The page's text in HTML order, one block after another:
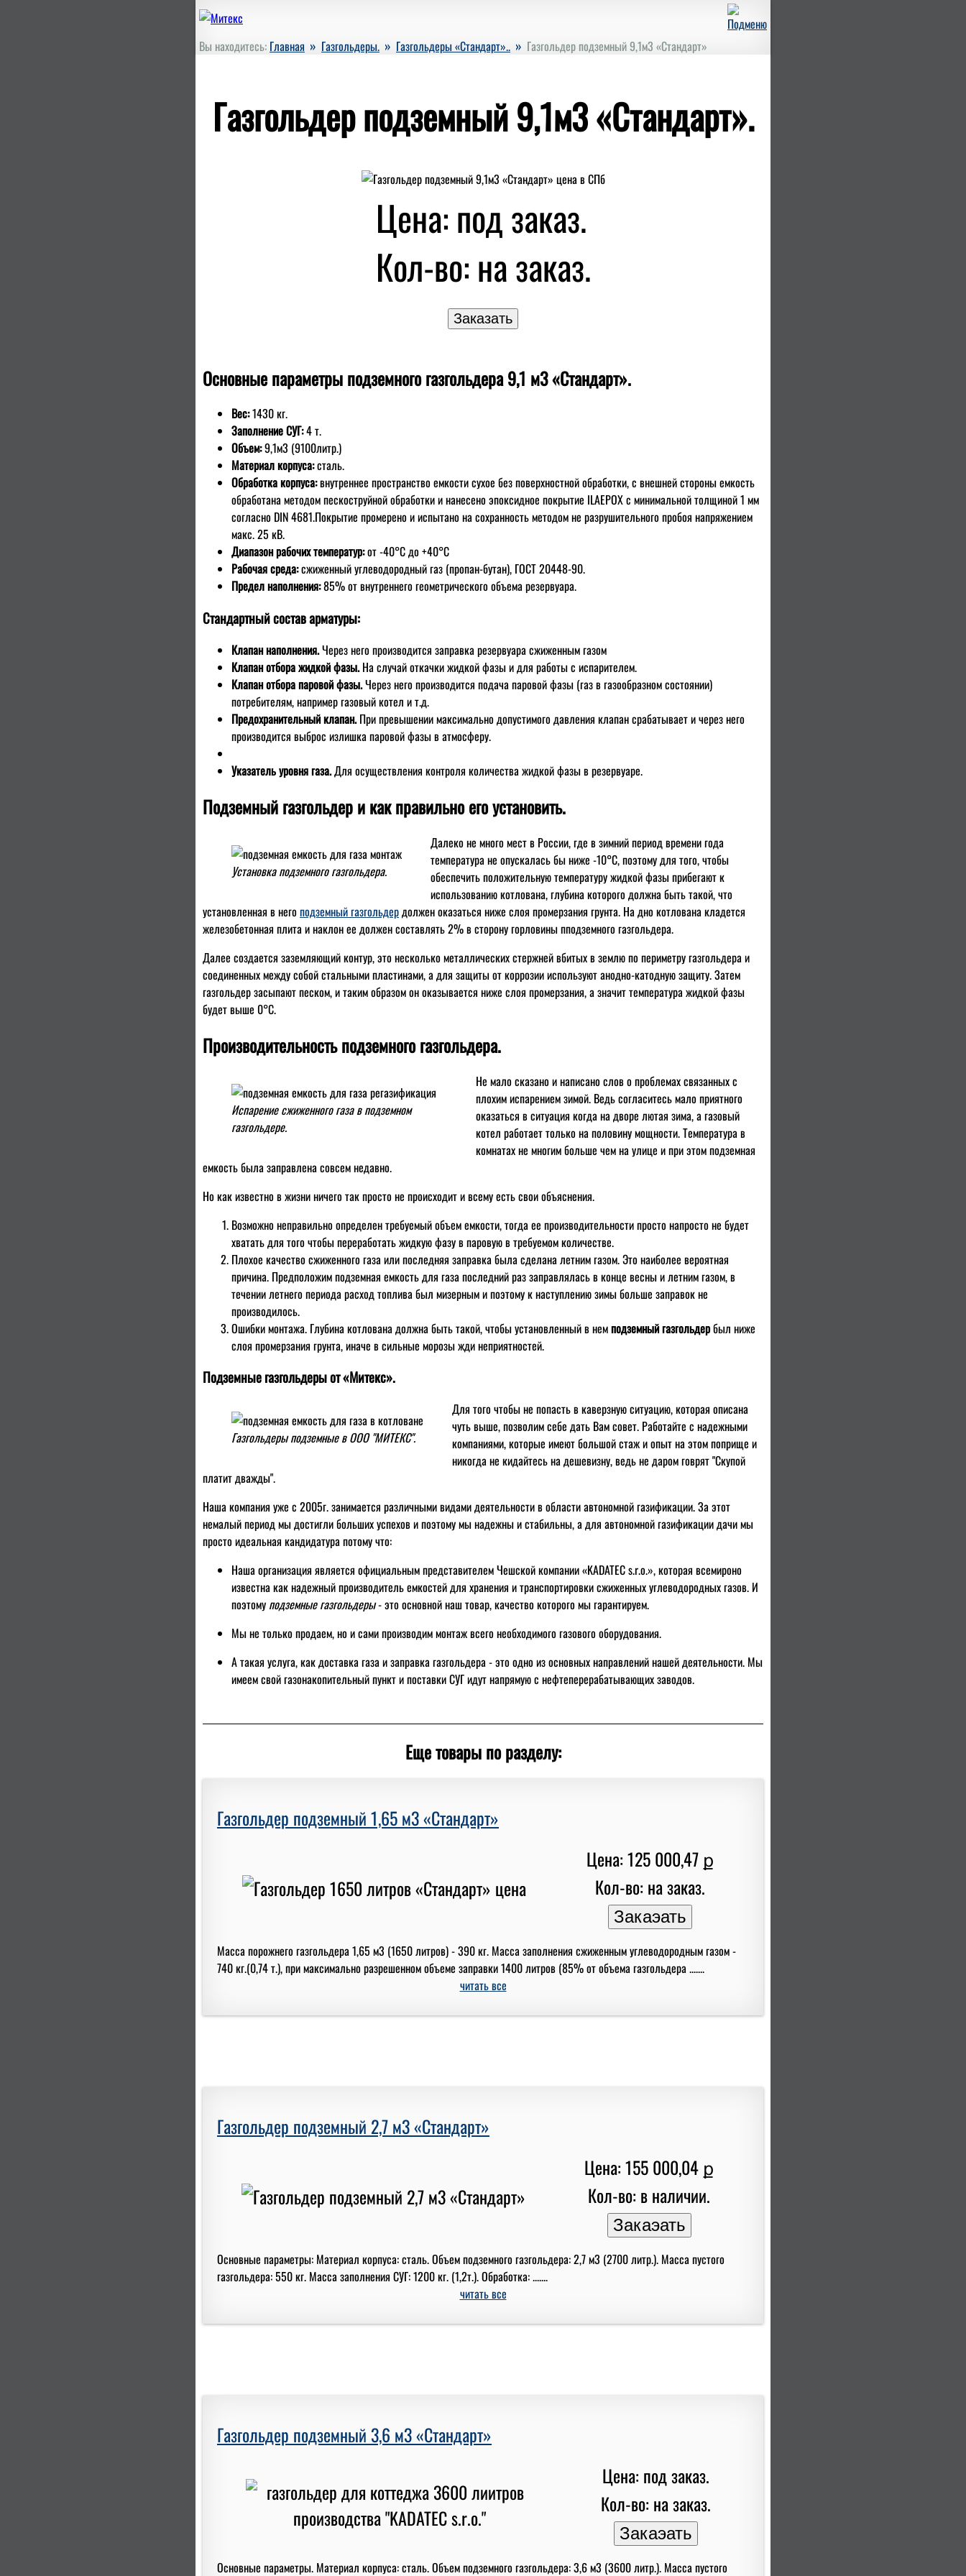
Вы находитесь: Главная » Газгольдеры. » Газгольдеры «Стандарт».. » Газгольдер подземный 9,1м3 «Стандарт»
Газгольдер подземный 9,1м3 «Стандарт».
Цена: под заказ.
Кол-во:на заказ.
Основные параметры подземного газгольдера 9,1 м3 «Стандарт».
Вес:1430 кг.
Заполнение СУГ:4 т.
Объем:9,1м3 (9100литр.)
Материал корпуса:сталь.
Обработка корпуса:внутреннее пространство емкости сухое без поверхностной обработки, с внешней стороны емкость
обработана методом пескоструйной обработки и нанесено эпоксидное покрытие ILAEPOX с минимальной толщиной 1 мм
согласно DIN 4681.Покрытие промерено и испытано на сохранность методом не разрушительного пробоя напряжением
макс. 25 кВ.
Диапазон рабочих температур:от -40°C до +40°C
Рабочая среда:сжиженный углеводородный газ (пропан-бутан), ГОСТ 20448-90.
Предел наполнения:85% от внутреннего геометрического объема резервуара.
Стандартный состав арматуры:
Клапан наполнения.Через него производится заправка резервуара сжиженным газом
Клапан отбора жидкой фазы.На случай откачки жидкой фазы и для работы с испарителем.
Клапан отбора паровой фазы.Через него производится подача паровой фазы (газ в газообразном состоянии)
потребителям, например газовый котел и т.д.
Предохранительный клапан.При превышении максимально допустимого давления клапан срабатывает и через него
производится выброс излишка паровой фазы в атмосферу.
Указатель уровня газа.Для осуществления контроля количества жидкой фазы в резервуаре.
Подземный газгольдер и как правильно его установить.
Установка подземного газгольдера.
Далеко не много мест в России, где в зимний период времени года
температура не опускалась бы ниже -10°C, поэтому для того, чтобы
обеспечить положительную температуру жидкой фазы прибегают к
использованию котлована, глубина которого должна быть такой, что
установленная в негоподземный газгольдердолжен оказаться ниже слоя промерзания грунта. На дно котлована кладется
железобетонная плита и наклон ее должен составлять 2% в сторону горловины пподземного газгольдера.
Далее создается заземляющий контур, это несколько металлических стержней вбитых в землю по периметру газгольдера и
соединенных между собой стальными пластинами, а для защиты от коррозии используют анодно-катодную защиту. Затем
газгольдер засыпают песком, и таким образом он оказывается ниже слоя промерзания, а значит температура жидкой фазы
будет выше 0°C.
Производительность подземного газгольдера.
Испарение сжиженного газа в подземном
газгольдере.
Не мало сказано и написано слов о проблемах связанных с
плохим испарением зимой. Ведь согласитесь мало приятного
оказаться в ситуация когда на дворе лютая зима, а газовый
котел работает только на половину мощности. Температура в
комнатах не многим больше чем на улице и при этом подземная
емкость была заправлена совсем недавно.
Но как известно в жизни ничего так просто не происходит и всему есть свои объяснения.
Возможно неправильно определен требуемый объем емкости, тогда ее производительности просто напросто не будет
хватать для того чтобы переработать жидкую фазу в паровую в требуемом количестве.
Плохое качество сжиженного газа или последняя заправка была сделана летним газом. Это наиболее вероятная
причина. Предположим подземная емкость для газа последний раз заправлялась в конце весны и летним газом, в
течении летнего периода расход топлива был мизерным и поэтому к наступлению зимы больше заправок не
производилось.
Ошибки монтажа. Глубина котлована должна быть такой, чтобы установленный в немподземный газгольдербыл ниже
слоя промерзания грунта, иначе в сильные морозы жди неприятностей.
Подземные газгольдеры от «Митекс».
Газгольдеры подземные в ООО "МИТЕКС".
Для того чтобы не попасть в каверзную ситуацию, которая описана
чуть выше, позволим себе дать Вам совет. Работайте с надежными
компаниями, которые имеют большой стаж и опыт на этом поприще и
никогда не кидайтесь на дешевизну, ведь не даром говрят "Скупой
платит дважды".
Наша компания уже с 2005г. занимается различными видами деятельности в области автономной газификации. За этот
немалый период мы достигли больших успехов и поэтому мы надежны и стабильны, а для автономной газификации дачи мы
просто идеальная кандидатура потому что:
Наша организация является официальным представителем Чешской компании «KADATEC s.r.o.», которая всемироно
известна как надежный производитель емкостей для хранения и транспортировки сжиженных углеводородных газов. И
поэтому подземные газгольдеры- это основной наш товар, качество которого мы гарантируем.
Мы не только продаем, но и сами производим монтаж всего необходимого газового оборудования.
А такая услуга, как доставка газа и заправка газгольдера - это одно из основных направлений нашей деятельности. Мы
имеем свой газонакопительный пункт и поставки СУГ идут напрямую с нефтеперерабатывающих заводов.
Еще товары по разделу:
Газгольдер подземный 1,65 м3 «Стандарт»
Цена: 125 000,47 ք
Кол-во: на заказ.
Масса порожнего газгольдера 1,65 м3 (1650 литров) - 390 кг. Масса заполнения сжиженным углеводородным газом -
740 кг.(0,74 т.), при максимально разрешенном объеме заправки 1400 литров (85% от объема газгольдера .......
читать все
Газгольдер подземный 2,7 м3 «Стандарт»
Цена: 155 000,04 ք
Кол-во: в наличии.
Основные параметры: Материал корпуса: сталь. Объем подземного газгольдера: 2,7 м3 (2700 литр.). Масса пустого
газгольдера: 550 кг. Масса заполнения СУГ: 1200 кг. (1,2т.). Обработка: .......
читать все
Газгольдер подземный 3,6 м3 «Стандарт»
Цена: под заказ.
Кол-во: на заказ.
Основные параметры. Материал корпуса: сталь. Объем подземного газгольдера: 3,6 м3 (3600 литр.). Масса пустого